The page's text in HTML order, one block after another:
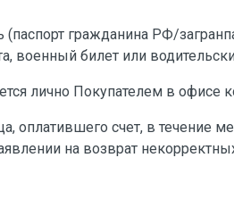
гражданина РФ/
военный билет или
лично Покупателем в офисе
оплатившего счет, в течение
на возврат